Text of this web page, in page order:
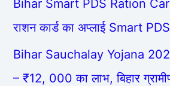
Bihar Smart PDS Ration
राशन कार्ड का अप्लाई Smart
Bihar Sauchalay Yojana
– ₹12, 000 का लाभ, बिहार